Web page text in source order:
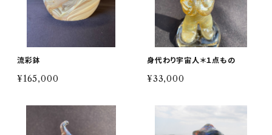
流彩鉢
¥165,000
身代わり宇宙人＊１点もの
¥33,000